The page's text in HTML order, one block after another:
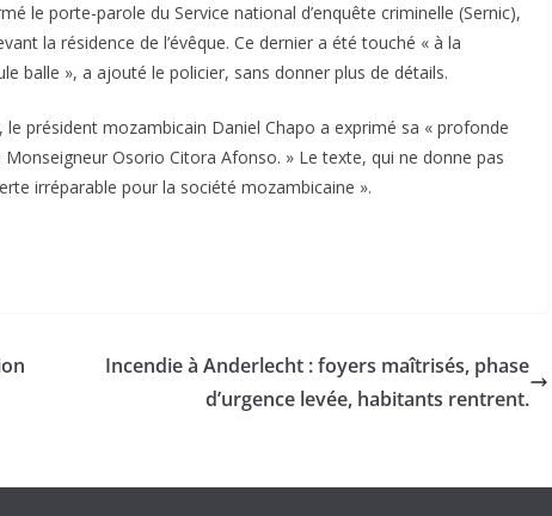
le porte-parole du Service national d’enquête criminelle (Sernic),
la résidence de l’évêque. Ce dernier a été touché « à la
balle », a ajouté le policier, sans donner plus de détails.
président mozambicain Daniel Chapo a exprimé sa « profonde
Osorio Citora Afonso. » Le texte, qui ne donne pas
irréparable pour la société mozambicaine ».
Incendie à Anderlecht : foyers maîtrisés, phase
d’urgence levée, habitants rentrent.